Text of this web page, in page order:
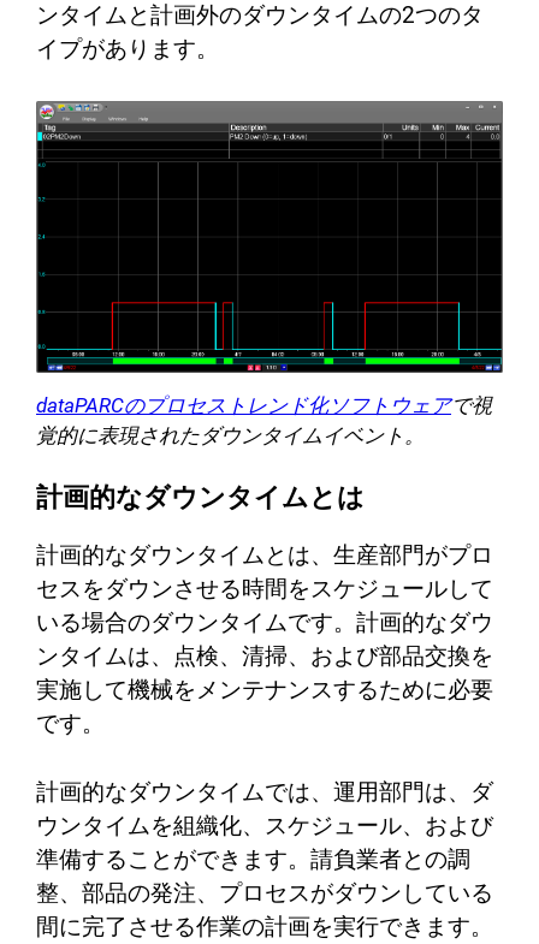
ンタイムと計画外のダウンタイムの2つのタ
イプがあります。
dataPARCのプロセストレンド化ソフトウェアで視
覚的に表現されたダウンタイムイベント。
計画的なダウンタイムとは
計画的なダウンタイムとは、生産部門がプロ
セスをダウンさせる時間をスケジュールして
いる場合のダウンタイムです。計画的なダウ
ンタイムは、点検、清掃、および部品交換を
実施して機械をメンテナンスするために必要
です。
計画的なダウンタイムでは、運用部門は、ダ
ウンタイムを組織化、スケジュール、および
準備することができます。請負業者との調
整、部品の発注、プロセスがダウンしている
間に完了させる作業の計画を実行できます。